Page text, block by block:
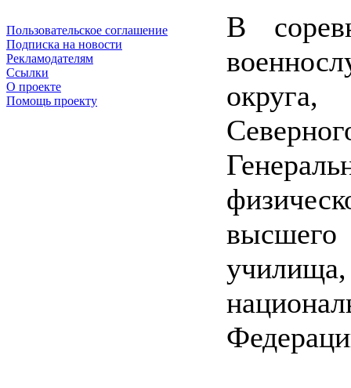
Пользовательское соглашение
Подписка на новости
Рекламодателям
Ссылки
О проекте
Помощь проекту
В
округа,